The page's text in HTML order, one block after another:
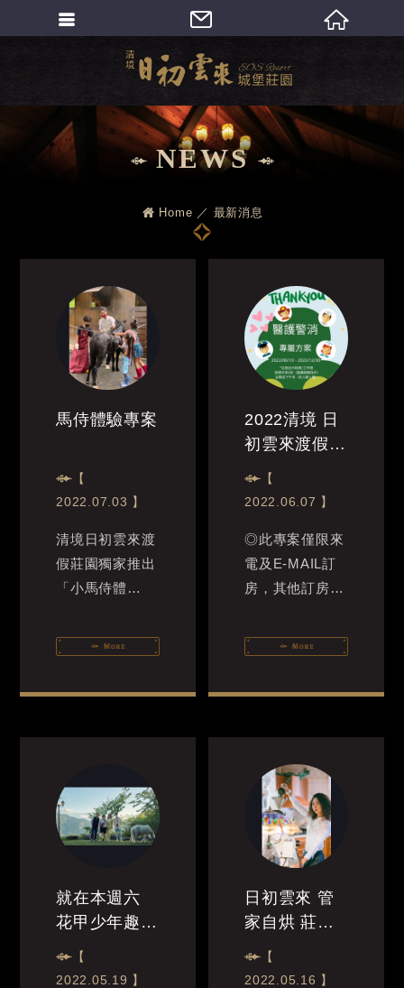
NEWS
Home 最新消息
馬侍體驗專案
【
2022.07.03 】
清境日初雲來渡
假莊園獨家推出
「小馬侍體
業的飼養員引導
與帶領之下，孩
馬兒的挑戰，...
2022清境 日
初雲來渡假莊
園 醫護警消
人員 專屬方
【
2022.06.07 】
◎此專案僅限來
電及E-MAIL訂
房，其他訂房
平台）通路皆不
適用。
(工作證...
就在本週六
花甲少年趣旅
行～～要播出
囉
【
2022.05.19 】
日初雲來 管
家自烘 莊園
精品咖啡豆
【
2022.05.16 】
繁體中文